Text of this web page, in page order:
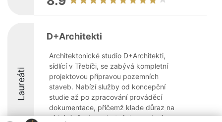
Laureáti
D+Architekti
Architektonické studio D+Architekti,
sídlící v Třebíči, se zabývá kompletní
projektovou přípravou pozemních
staveb. Nabízí služby od koncepční
studie až po zpracování prováděcí
dokumentace, přičemž klade důraz na
získání všech nezbytných povolení. ...